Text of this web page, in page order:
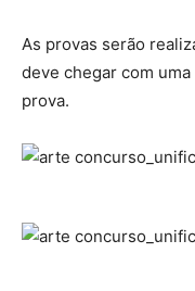
As provas serão
deve chegar com
prova.